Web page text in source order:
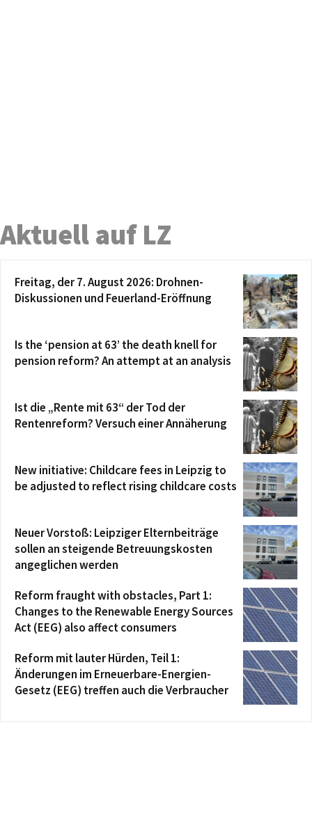
Aktuell auf LZ
Freitag, der 7. August 2026: Drohnen-
Diskussionen und Feuerland-Eröffnung
Is the ‘pension at 63’ the death knell for
pension reform? An attempt at an analysis
Ist die „Rente mit 63“ der Tod der
Rentenreform? Versuch einer Annäherung
New initiative: Childcare fees in Leipzig to
be adjusted to reflect rising childcare costs
Neuer Vorstoß: Leipziger Elternbeiträge
sollen an steigende Betreuungskosten
angeglichen werden
Reform fraught with obstacles, Part 1:
Changes to the Renewable Energy Sources
Act (EEG) also affect consumers
Reform mit lauter Hürden, Teil 1:
Änderungen im Erneuerbare-Energien-
Gesetz (EEG) treffen auch die Verbraucher